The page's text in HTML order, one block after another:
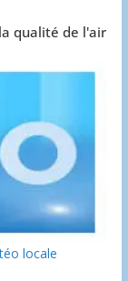
qualité de l'air
locale